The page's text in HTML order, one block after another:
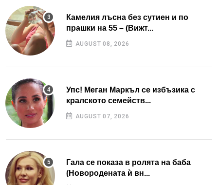
Камелия лъсна без сутиен и по
прашки на 55 – (Вижт...
AUGUST 08, 2026
Упс! Меган Маркъл се избъзика с
кралското семейств...
AUGUST 07, 2026
Гала се показа в ролята на баба
(Новородената ѝ вн...